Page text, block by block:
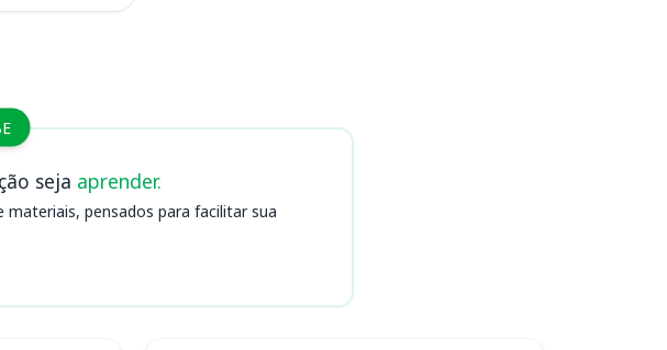
seja aprender.
pensados para facilitar sua